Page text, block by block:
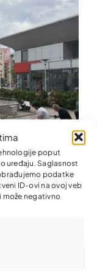
poput
uređaju. Saglasnost
podatke
ID-ovi na ovoj veb
može negativno